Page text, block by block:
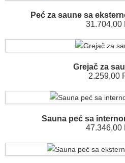
Peć za saune sa
31.704,00
Grejač za
2.259,00
Sauna peć sa
47.346,00